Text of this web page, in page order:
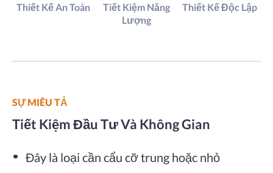
Thiết Kế An Toàn
Tiết Kiệm Năng
Lượng
Thiết Kế Độc Lập
SỰ MIÊU TẢ
Tiết Kiệm Đầu Tư Và Không Gian
Đây là loại cần cẩu cỡ trung hoặc nhỏ